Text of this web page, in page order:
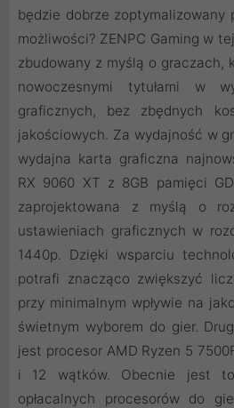
będzie dobrze zoptymalizowany
możliwości? ZENPC Gaming w
zbudowany z myślą o graczach,
nowoczesnymi tytułami w
graficznych, bez zbędnych
jakościowych. Za wydajność w
wydajna karta graficzna
RX 9060 XT z 8GB pamięci
zaprojektowana z myślą o
ustawieniach graficznych w
1440p. Dzięki wsparciu
potrafi znacząco zwiększyć
przy minimalnym wpływie na
świetnym wyborem do gier.
jest procesor AMD Ryzen 5
i 12 wątków. Obecnie jest
opłacalnych procesorów do